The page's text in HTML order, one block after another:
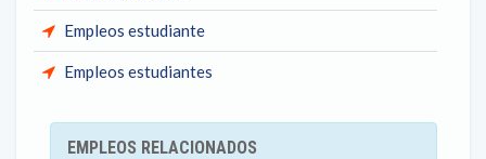
Empleos estudiante
Empleos estudiantes
EMPLEOS RELACIONADOS